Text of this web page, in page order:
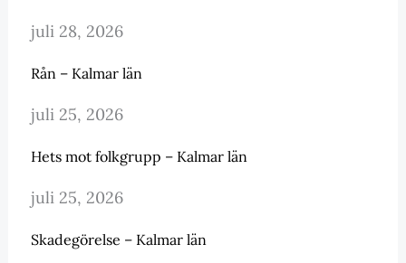
juli 28, 2026
Rån – Kalmar län
juli 25, 2026
Hets mot folkgrupp – Kalmar län
juli 25, 2026
Skadegörelse – Kalmar län